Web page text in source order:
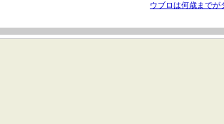
ウブロは何歳までが